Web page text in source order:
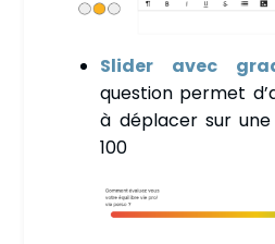
Slider avec
question permet
à déplacer sur
100